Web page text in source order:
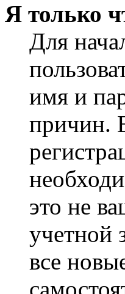
Я только
Для
имя и
причин.
это не
учетной
все